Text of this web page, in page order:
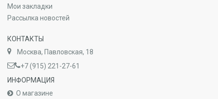
Мои закладки
Рассылка новостей
КОНТАКТЫ
Москва, Павловская, 18
+7 (915) 221-27-61
ИНФОРМАЦИЯ
О магазине